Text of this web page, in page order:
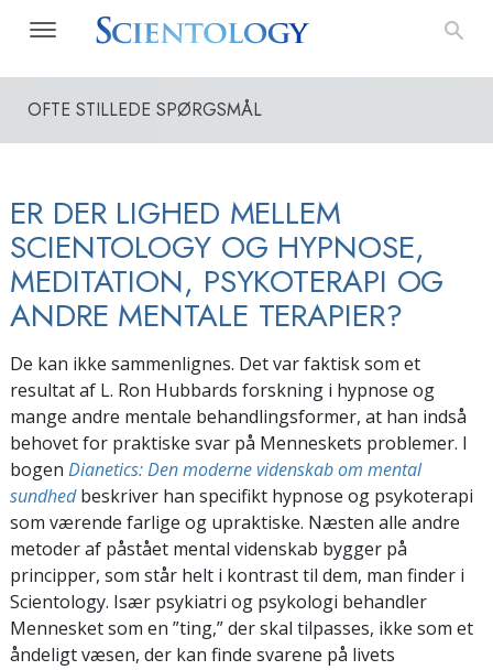
OFTE STILLEDE SPØRGSMÅL
ER DER LIGHED MELLEM
SCIENTOLOGY OG HYPNOSE,
MEDITATION, PSYKOTERAPI OG
ANDRE MENTALE TERAPIER?
De kan ikke sammenlignes. Det var faktisk som et
resultat af L. Ron Hubbards forskning i hypnose og
mange andre mentale behandlingsformer, at han indså
behovet for praktiske svar på Menneskets problemer. I
bogen Dianetics: Den moderne videnskab om mental
sundhedbeskriver han specifikt hypnose og psykoterapi
som værende farlige og upraktiske. Næsten alle andre
metoder af påstået mental videnskab bygger på
principper, som står helt i kontrast til dem, man finder i
Scientology. Især psykiatri og psykologi behandler
Mennesket som en ”ting,” der skal tilpasses, ikke som et
åndeligt væsen, der kan finde svarene på livets